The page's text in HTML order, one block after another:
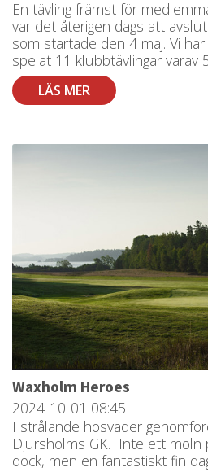
En tävling främst för
var det återigen dags att
som startade den 4 maj. Vi
spelat 11 klubbtävlingar varav
LÄS MER
Waxholm Heroes
2024-10-01 08:45
I strålande hösväder
Djursholms GK. Inte ett moln
dock, men en fantastiskt fin